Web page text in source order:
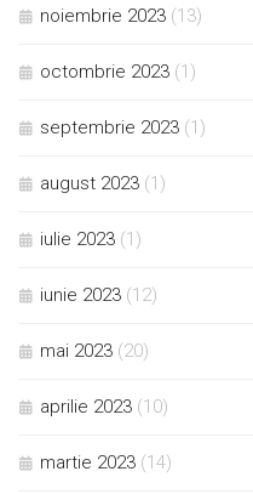
noiembrie 2023 (13)
octombrie 2023 (1)
septembrie 2023 (1)
august 2023 (1)
iulie 2023 (1)
iunie 2023 (12)
mai 2023 (20)
aprilie 2023 (10)
martie 2023 (14)